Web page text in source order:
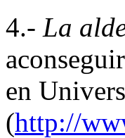
4.- La
en
(http://